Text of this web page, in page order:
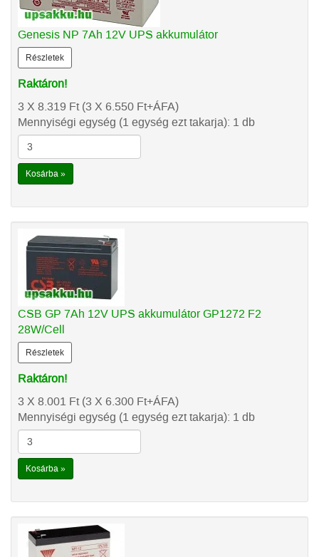
Genesis NP 7Ah 12V UPS akkumulátor
Részletek
Raktáron!
3 X 8.319 Ft(3 X 6.550 Ft+ÁFA)
Mennyiségi egység (1 egység ezt takarja): 1 db
Kosárba »
CSB GP 7Ah 12V UPS akkumulátor GP1272 F2
28W/Cell
Részletek
Raktáron!
3 X 8.001 Ft(3 X 6.300 Ft+ÁFA)
Mennyiségi egység (1 egység ezt takarja): 1 db
Kosárba »